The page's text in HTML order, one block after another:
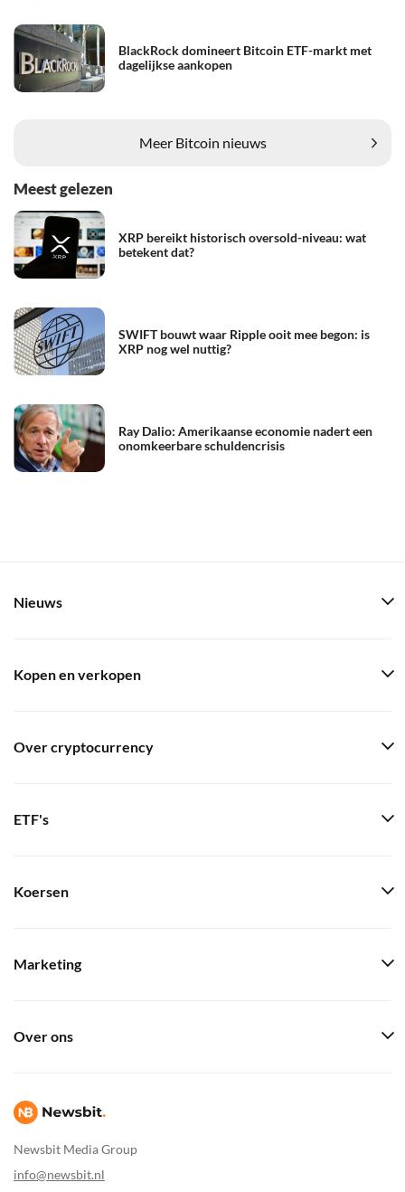
BlackRock domineert Bitcoin ETF-markt met
dagelijkse aankopen
Meer Bitcoin nieuws
Meest gelezen
XRP bereikt historisch oversold-niveau: wat
betekent dat?
SWIFT bouwt waar Ripple ooit mee begon: is
XRP nog wel nuttig?
Ray Dalio: Amerikaanse economie nadert een
onomkeerbare schuldencrisis
Newsbit Media Group
info@newsbit.nl
Nieuws
Kopen en verkopen
Over cryptocurrency
ETF's
Koersen
Marketing
Over ons